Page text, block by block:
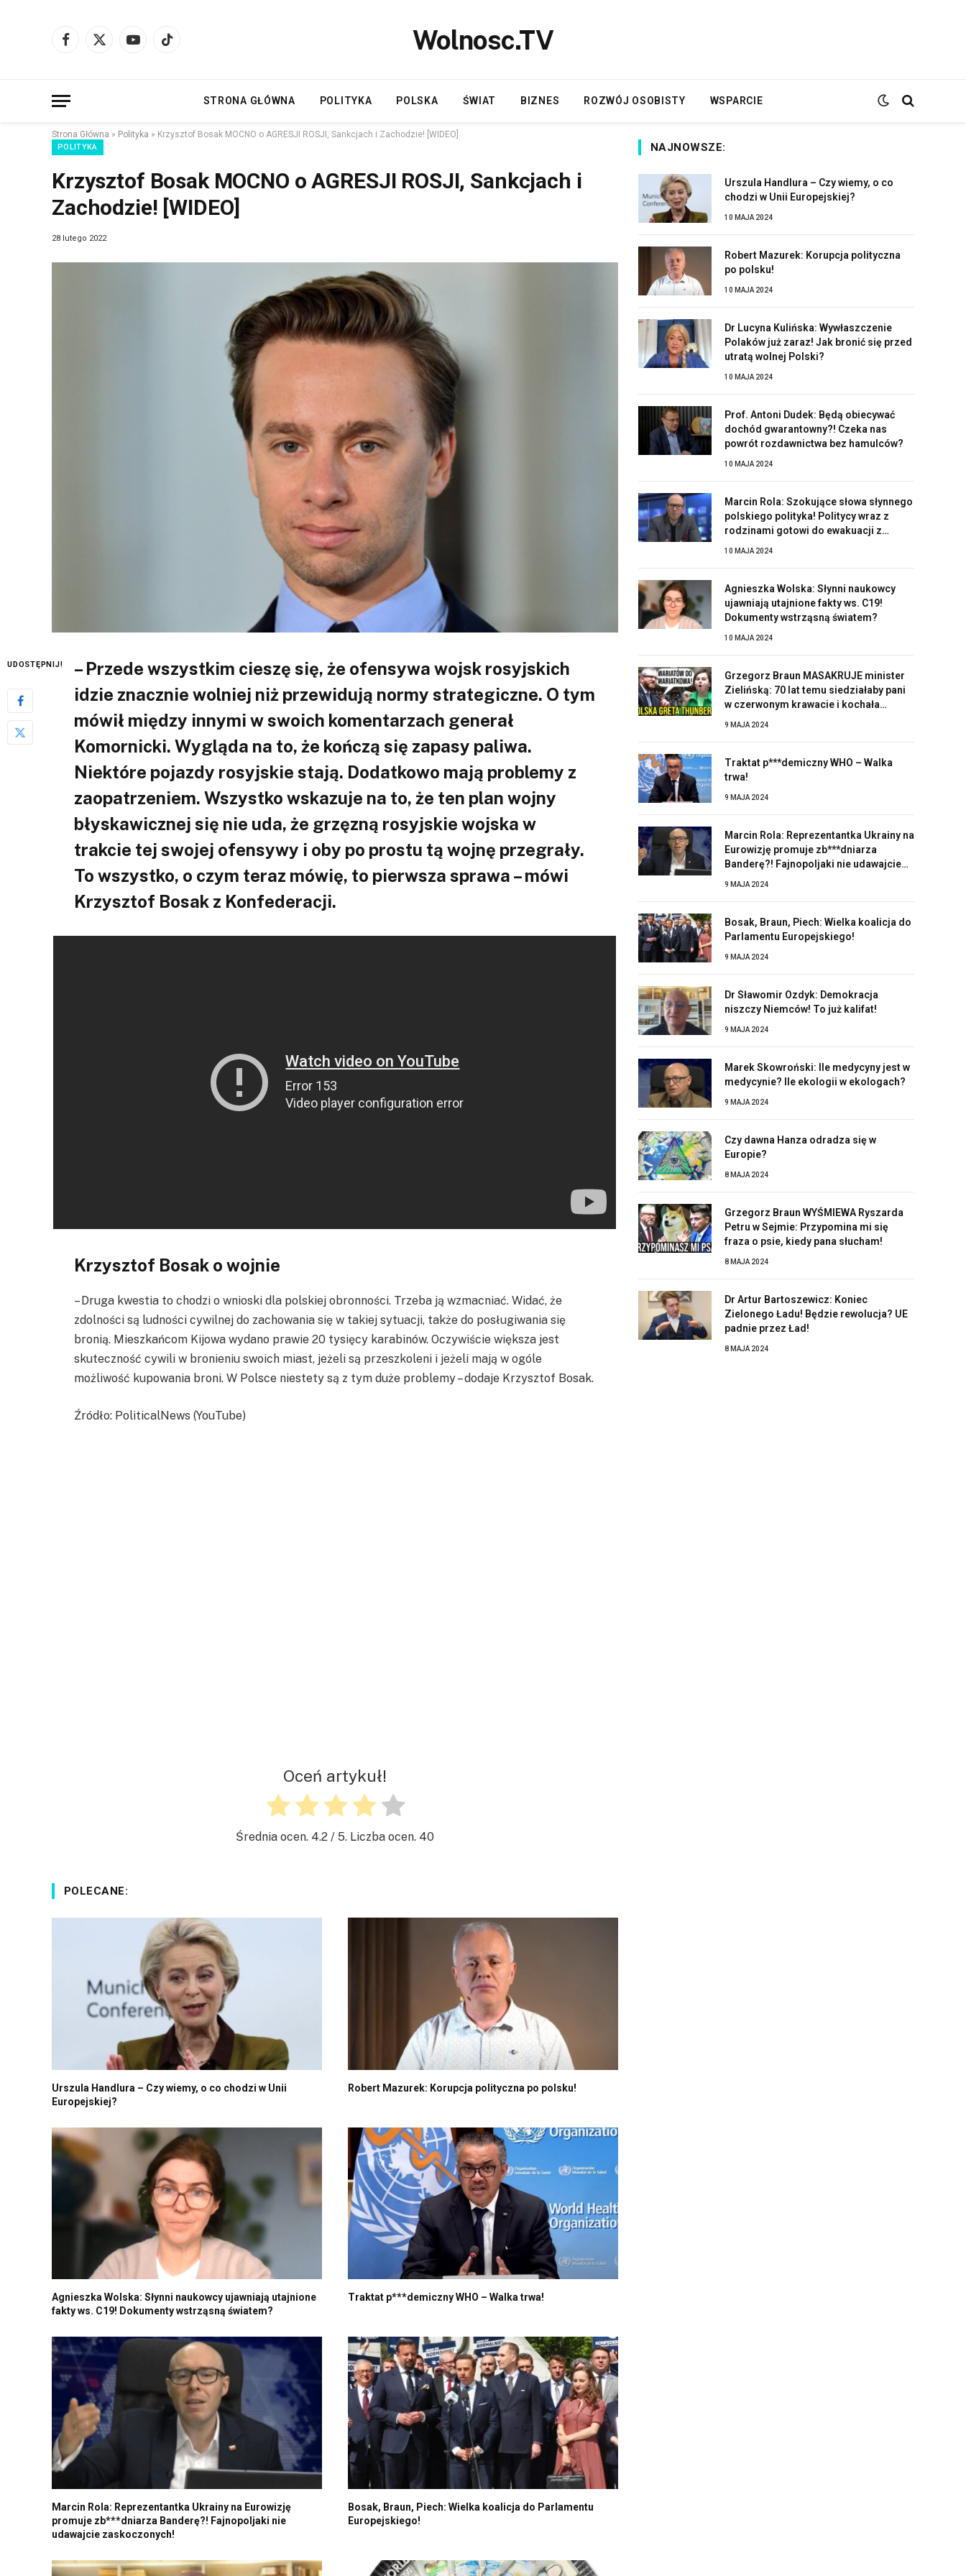
Facebook
X
YouTubeTikTok Wolnosc.TV
STRONA GŁÓWNA POLITYKA POLSKA ŚWIAT BIZNES ROZWÓJ OSOBISTY WSPARCIE
Strona Główna » Polityka » Krzysztof Bosak MOCNO o AGRESJI ROSJI, Sankcjach i Zachodzie! [WIDEO]
POLITYKA
Krzysztof Bosak MOCNO o AGRESJI ROSJI, Sankcjach i
Zachodzie! [WIDEO]
28 lutego 2022
UDOSTĘPNIJ!
– Przede wszystkim cieszę się, że ofensywa wojsk rosyjskich
idzie znacznie wolniej niż przewidują normy strategiczne. O tym
mówił między innymi w swoich komentarzach generał
Komornicki. Wygląda na to, że kończą się zapasy paliwa.
Niektóre pojazdy rosyjskie stają. Dodatkowo mają problemy z
zaopatrzeniem. Wszystko wskazuje na to, że ten plan wojny
błyskawicznej się nie uda, że grzęzną rosyjskie wojska w
trakcie tej swojej ofensywy i oby po prostu tą wojnę przegrały.
To wszystko, o czym teraz mówię, to pierwsza sprawa – mówi
Krzysztof Bosak z Konfederacji.
Krzysztof Bosak o wojnie
– Druga kwestia to chodzi o wnioski dla polskiej obronności. Trzeba ją wzmacniać. Widać, że
zdolności są ludności cywilnej do zachowania się w takiej sytuacji, także do posługiwania się
bronią. Mieszkańcom Kijowa wydano prawie 20 tysięcy karabinów. Oczywiście większa jest
skuteczność cywili w bronieniu swoich miast, jeżeli są przeszkoleni i jeżeli mają w ogóle
możliwość kupowania broni. W Polsce niestety są z tym duże problemy – dodaje Krzysztof Bosak.
Źródło: PoliticalNews (YouTube)
Oceń artykuł!
Średnia ocen. 4.2 / 5. Liczba ocen. 40
POLECANE:
Urszula Handlura – Czy wiemy, o co chodzi w Unii
Europejskiej?
Robert Mazurek: Korupcja polityczna po polsku!
Agnieszka Wolska: Słynni naukowcy ujawniają utajnione
fakty ws. C19! Dokumenty wstrząsną światem?
Traktat p***demiczny WHO – Walka trwa!
Marcin Rola: Reprezentantka Ukrainy na Eurowizję
promuje zb***dniarza Banderę?! Fajnopoljaki nie
udawajcie zaskoczonych!
Bosak, Braun, Piech: Wielka koalicja do Parlamentu
Europejskiego!
NAJNOWSZE:
Urszula Handlura – Czy wiemy, o co
chodzi w Unii Europejskiej?
10 MAJA 2024
Robert Mazurek: Korupcja polityczna
po polsku!
10 MAJA 2024
Dr Lucyna Kulińska: Wywłaszczenie
Polaków już zaraz! Jak bronić się przed
utratą wolnej Polski?
10 MAJA 2024
Prof. Antoni Dudek: Będą obiecywać
dochód gwarantowny?! Czeka nas
powrót rozdawnictwa bez hamulców?
10 MAJA 2024
Marcin Rola: Szokujące słowa słynnego
polskiego polityka! Politycy wraz z
rodzinami gotowi do ewakuacji z
10 MAJA 2024
Agnieszka Wolska: Słynni naukowcy
ujawniają utajnione fakty ws. C19!
Dokumenty wstrząsną światem?
10 MAJA 2024
Grzegorz Braun MASAKRUJE minister
Zielińską: 70 lat temu siedziałaby pani
w czerwonym krawacie i kochała
9 MAJA 2024
Traktat p***demiczny WHO – Walka
trwa!
9 MAJA 2024
Marcin Rola: Reprezentantka Ukrainy na
Eurowizję promuje zb***dniarza
Banderę?! Fajnopoljaki nie udawajcie
9 MAJA 2024
Bosak, Braun, Piech: Wielka koalicja do
Parlamentu Europejskiego!
9 MAJA 2024
Dr Sławomir Ozdyk: Demokracja
niszczy Niemców! To już kalifat!
9 MAJA 2024
Marek Skowroński: Ile medycyny jest w
medycynie? Ile ekologii w ekologach?
9 MAJA 2024
Czy dawna Hanza odradza się w
Europie?
8 MAJA 2024
Grzegorz Braun WYŚMIEWA Ryszarda
Petru w Sejmie: Przypomina mi się
fraza o psie, kiedy pana słucham!
8 MAJA 2024
Dr Artur Bartoszewicz: Koniec
Zielonego Ładu! Będzie rewolucja? UE
padnie przez Ład!
8 MAJA 2024